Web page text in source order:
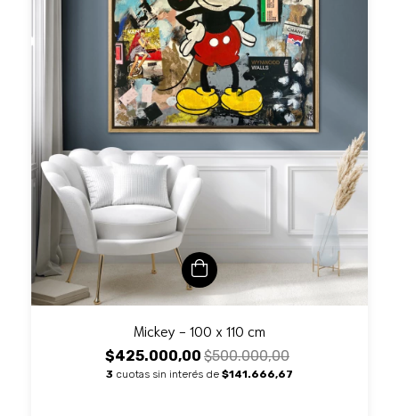
Mickey - 100 x 110 cm
$425.000,00 $500.000,00
3 cuotas sin interés de $141.666,67